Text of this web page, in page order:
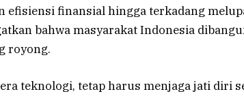
efisiensi finansial hingga terkadang
bahwa masyarakat Indonesia
royong.
teknologi, tetap harus menjaga jati diri